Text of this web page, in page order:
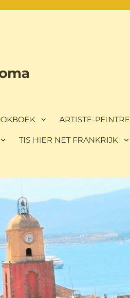
ARTISTE-PEINTRE
TIS HIER NET FRANKRIJK